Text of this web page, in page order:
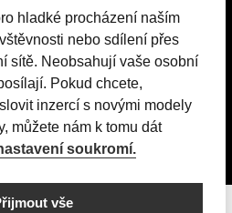
není návrhem na uzavření
dovozovat povinnost společnosti
transakce.
je UniCredit Leasing CZ, a.s.,
10 Praha 4, IČO: 15886492
hladké procházení naším
nebo sdílení přes
sítě. Neobsahují vaše osobní
Pokud chcete,
inzercí s novými modely
můžete nám k tomu dát
soukromí.
vše